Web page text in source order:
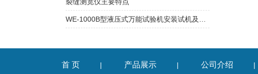
首 页 | 产品展示 | 公司介绍 |